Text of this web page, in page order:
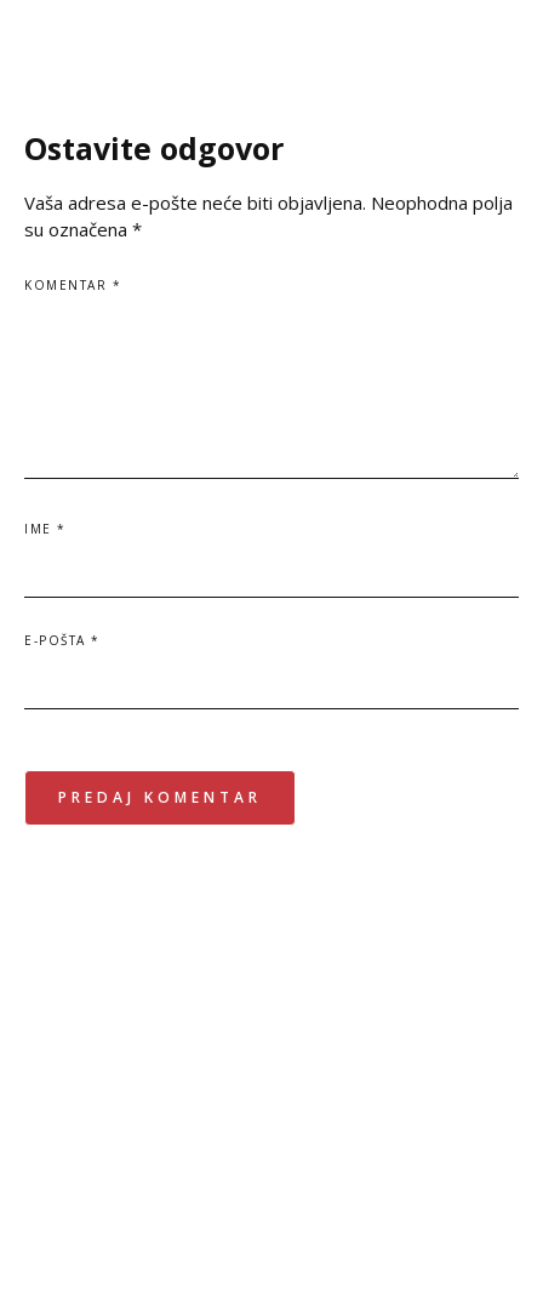
vršnjačko i partnerovo nasilje i
Ostavite odgovor
Vaša adresa e-pošte neće biti objavljena. Neophodna polja
su označena *
KOMENTAR *
IME *
E-POŠTA *